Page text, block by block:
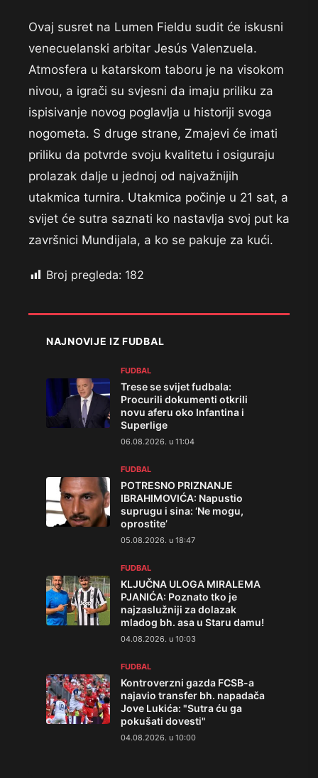
Ovaj susret na Lumen Fieldu sudit će iskusni
venecuelanski arbitar Jesús Valenzuela.
Atmosfera u katarskom taboru je na visokom
nivou, a igrači su svjesni da imaju priliku za
ispisivanje novog poglavlja u historiji svoga
nogometa. S druge strane, Zmajevi će imati
priliku da potvrde svoju kvalitetu i osiguraju
prolazak dalje u jednoj od najvažnijih
utakmica turnira. Utakmica počinje u 21 sat, a
svijet će sutra saznati ko nastavlja svoj put ka
završnici Mundijala, a ko se pakuje za kući.
Broj pregleda: 182
NAJNOVIJE IZ FUDBAL
FUDBAL
Trese se svijet fudbala:
Procurili dokumenti otkrili
novu aferu oko Infantina i
Superlige
06.08.2026. u 11:04
FUDBAL
POTRESNO PRIZNANJE
IBRAHIMOVIĆA: Napustio
suprugu i sina: ‘Ne mogu,
oprostite’
05.08.2026. u 18:47
FUDBAL
KLJUČNA ULOGA MIRALEMA
PJANIĆA: Poznato tko je
najzaslužniji za dolazak
mladog bh. asa u Staru damu!
04.08.2026. u 10:03
FUDBAL
Kontroverzni gazda FCSB-a
najavio transfer bh. napadača
Jove Lukića: "Sutra ću ga
pokušati dovesti"
04.08.2026. u 10:00